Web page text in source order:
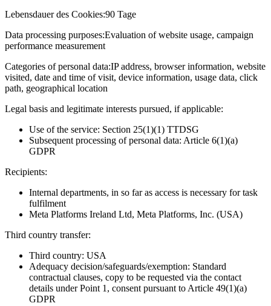
Lebensdauer des Cookies:90 Tage
Data processing purposes:Evaluation of website usage, campaign
performance measurement
Categories of personal data:IP address, browser information, website
visited, date and time of visit, device information, usage data, click
path, geographical location
Legal basis and legitimate interests pursued, if applicable:
Use of the service: Section 25(1)(1) TTDSG
Subsequent processing of personal data: Article 6(1)(a)
GDPR
Recipients:
Internal departments, in so far as access is necessary for task
fulfilment
Meta Platforms Ireland Ltd, Meta Platforms, Inc. (USA)
Third country transfer:
Third country: USA
Adequacy decision/safeguards/exemption: Standard
contractual clauses, copy to be requested via the contact
details under Point 1, consent pursuant to Article 49(1)(a)
GDPR